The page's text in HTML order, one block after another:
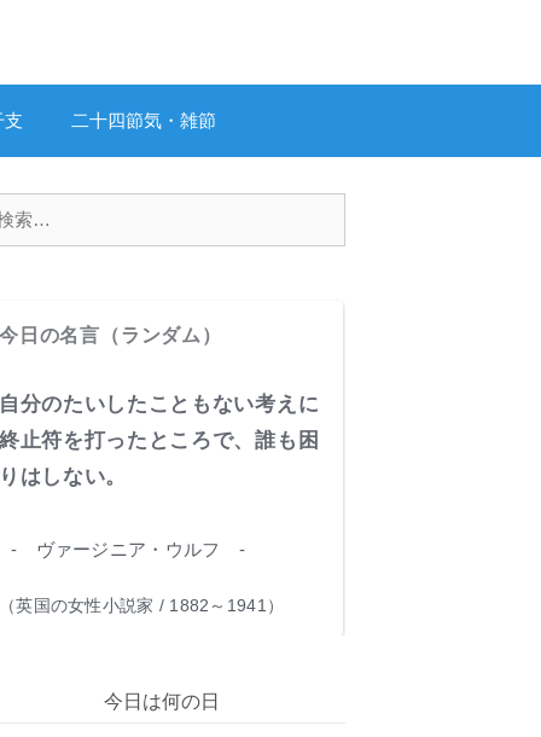
支 二十四節気・雑節
今日の名言（ランダム）
自分のたいしたこともない考えに
終止符を打ったところで、誰も困
りはしない。
- ヴァージニア・ウルフ -
（英国の女性小説家 / 1882～1941）
今日は何の日